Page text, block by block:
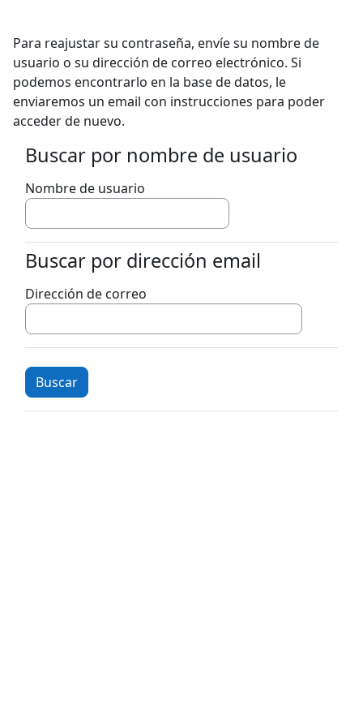
Para reajustar su contraseña, envíe su nombre de
usuario o su dirección de correo electrónico. Si
podemos encontrarlo en la base de datos, le
enviaremos un email con instrucciones para poder
acceder de nuevo.
Buscar por nombre de usuario
Buscar por nombre de usuario
Nombre de usuario
Buscar por dirección email
Buscar por dirección email
Dirección de correo